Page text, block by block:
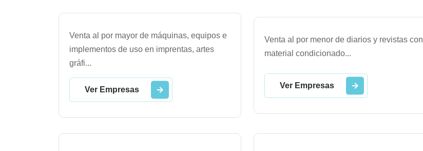
Venta al por mayor de máquinas, equipos e
implementos de uso en imprentas, artes
gráfi...
Ver Empresas
Venta al por menor de diarios y revistas con
material condicionado...
Ver Empresas